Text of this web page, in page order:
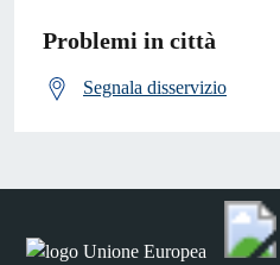
Problemi in città
Segnala disservizio